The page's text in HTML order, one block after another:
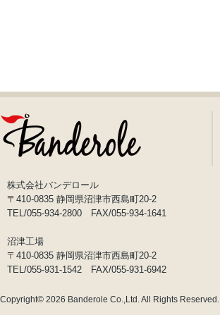
株式会社バンデロール
〒410-0835 静岡県沼津市西島町20-2
TEL/055-934-2800 FAX/055-934-1641
沼津工場
〒410-0835 静岡県沼津市西島町20-2
TEL/055-931-1542 FAX/055-931-6942
Copyright© 2026 Banderole Co.,Ltd.All Rights Reserved.